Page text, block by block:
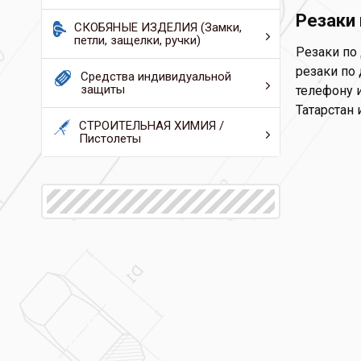
СКОБЯНЫЕ ИЗДЕЛИЯ (Замки,
петли, защелки, ручки)
Средства индивидуальной
защиты
СТРОИТЕЛЬНАЯ ХИМИЯ /
Пистолеты
Резаки
Резаки
резаки по
телефону